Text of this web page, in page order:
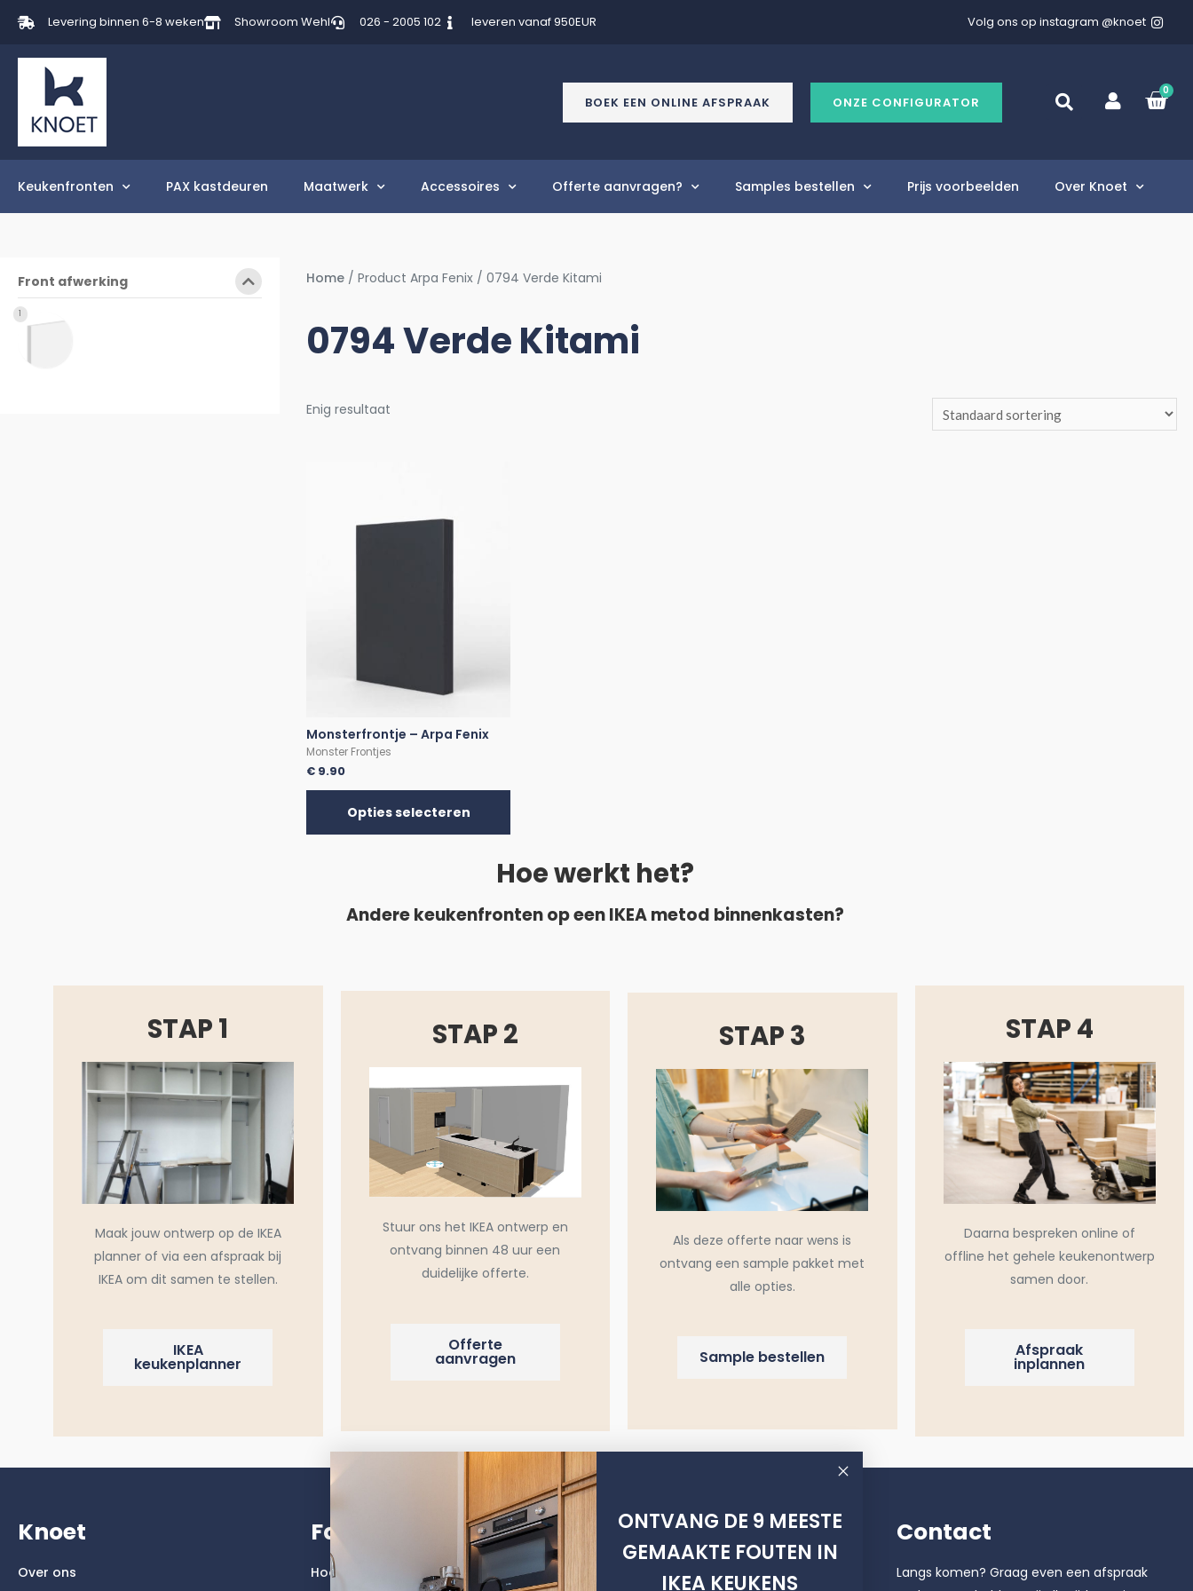
Levering binnen 6-8 weken Showroom Wehl 026 - 2005 102 leveren vanaf 950EUR Volg ons op instagram @knoet
BOEK EEN ONLINE AFSPRAAK ONZE CONFIGURATOR
0
Keukenfronten PAX kastdeuren Maatwerk Accessoires Offerte aanvragen? Samples bestellen Prijs voorbeelden Over Knoet
Front afwerking
1
Home / Product Arpa Fenix / 0794 Verde Kitami
0794 Verde Kitami
Enig resultaat
Monsterfrontje – Arpa Fenix
Monster Frontjes
€ 9.90
Opties selecteren
Hoe werkt het?
Andere keukenfronten op een IKEA metod binnenkasten?
STAP 1
Maak jouw ontwerp op de IKEA
planner of via een afspraak bij
IKEA om dit samen te stellen.
IKEA
keukenplanner
STAP 2
Stuur ons het IKEA ontwerp en
ontvang binnen 48 uur een
duidelijke offerte.
Offerte
aanvragen
STAP 3
Als deze offerte naar wens is
ontvang een sample pakket met
alle opties.
Sample bestellen
STAP 4
Daarna bespreken online of
offline het gehele keukenontwerp
samen door.
Afspraak
inplannen
Knoet
Over ons
Faktum
Hoogglans
Metod
Hoogglans
Contact
Langs komen? Graag even een afspraak
ONTVANG DE 9 MEESTE
GEMAAKTE FOUTEN IN
IKEA KEUKENS